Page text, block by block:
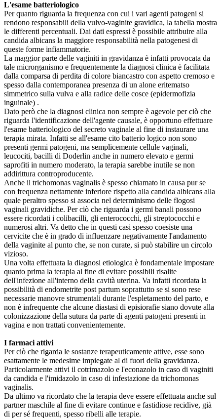
L'esame batteriologico
Per quanto riguarda la frequenza con cui i vari agenti patogeni si
rendono responsabili della vulvo-vaginite gravidica, la tabella mostra
le differenti percentuali. Dai dati espressi è possibile attribuire alla
candida albicans la maggiore responsabilità nella patogenesi di
queste forme infiammatorie.
La maggior parte delle vaginiti in gravidanza è infatti provocata da
tale microrganismo e frequentemente la diagnosi clinica è facilitata
dalla comparsa di perdita di colore biancastro con aspetto cremoso e
spesso dalla contemporanea presenza di un alone eritematso
simmetrico sulla vulva e alla radice delle cosce (epidermofizia
inguinale) .
Dato però che la diagnosi clinica non sempre è agevole per ciò che
riguarda l'identificazione dell'agente causale, è opportuno effettuare
l'esame batteriologico del secreto vaginale al fine di instaurare una
terapia mirata. Infatti se all'esame cito batterio logico non sono
presenti germi patogeni, ma semplicemente cellule vaginali,
leucociti, bacilli di Doderlin anche in numero elevato e germi
saprofiti in numero moderato, la terapia sarebbe inutile se non
addirittura controproducente.
Anche il trichomonas vaginalis è spesso chiamato in causa pur se
con frequenza nettamente inferiore rispetto alla candida albicans alla
quale peraltro spesso si associa nel determinismo delle flogosi
vaginali gravidiche. Per ciò che riguarda i germi banali possono
essere ricordati i colibacilli, gli enterococchi, gli streptococchi e
numerosi altri. Va detto che in questi casi spesso coesiste una
cervicite che è in grado di influenzare negativamente l'andamento
della vaginite al punto che, se non curate, si può stabilire un circolo
vizioso.
Una volta effettuata la diagnosi etiologica è fondamentale impostare
quanto prima la terapia al fine di evitare possibili risalite
dell'infezione all'interno della cavità uterina. Va infatti ricordata la
possibilità di endometrite post partum soprattutto se si sono rese
necessarie manovre strumentali durante l'espletamento del parto, e
non è infrequente che alcune diastasi di episiorafie siano dovute alla
colonizzazione della sutura da parte di agenti patogeni presenti in
vagina e non trattati convenientemente.
I farmaci attivi
Per ciò che rigarda le sostanze terapeuticamente attive, esse sono
esattamente le medesime impiegate al di fuori della gravidanza.
Particolarmente attivi il cotrimazolo e l'econazolo in caso di vaginiti
da candida e l'imidazolo in caso di infestazione da trichomonas
vaginalis.
Da ultimo va ricordato che la terapia deve essere effettuata anche sul
partner maschile al fine di evitare continue e fastidiose recidive, già
di per sé frequenti, spesso ribelli alle terapie.